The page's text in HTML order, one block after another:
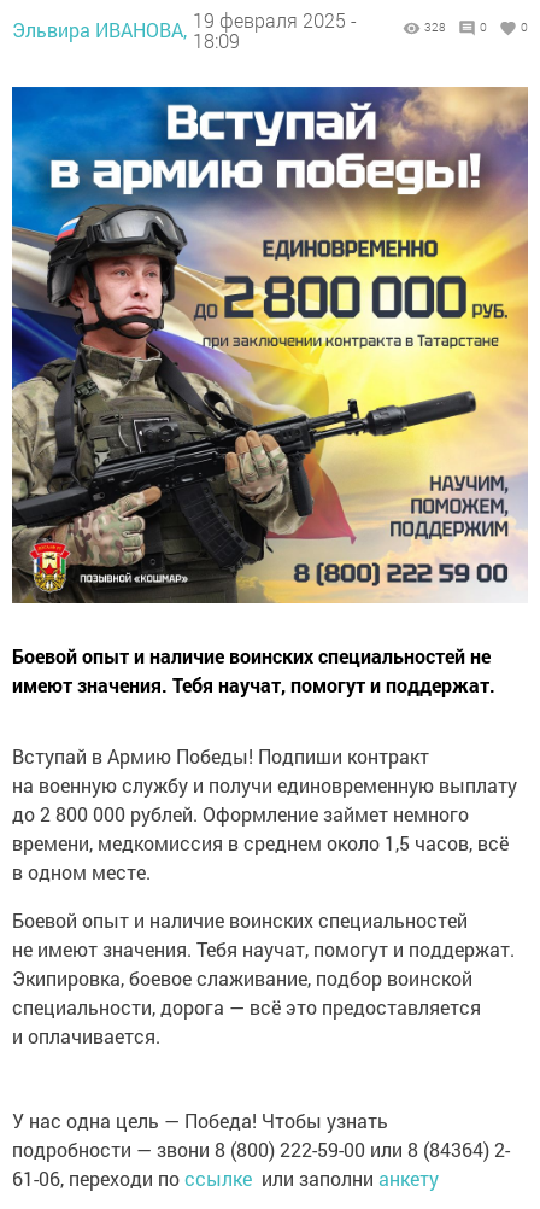
Эльвира ИВАНОВА, 19 февраля 2025 -
18:09
328 0 0
Боевой опыт и наличие воинских специальностей не
имеют значения. Тебя научат, помогут и поддержат.
Вступай в Армию Победы! Подпиши контракт
на военную службу и получи единовременную выплату
до 2 800 000 рублей. Оформление займет немного
времени, медкомиссия в среднем около 1,5 часов, всё
в одном месте.
Боевой опыт и наличие воинских специальностей
не имеют значения. Тебя научат, помогут и поддержат.
Экипировка, боевое слаживание, подбор воинской
специальности, дорога — всё это предоставляется
и оплачивается.
У нас одна цель — Победа! Чтобы узнать
подробности — звони 8 (800) 222-59-00 или 8 (84364) 2-
61-06, переходи поссылке или заполни анкету